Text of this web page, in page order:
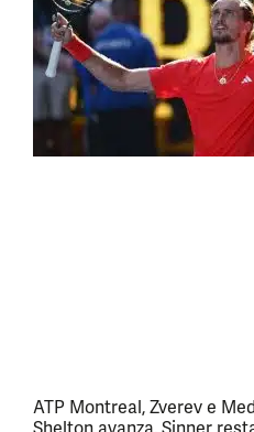
ATP Montreal, Zverev e